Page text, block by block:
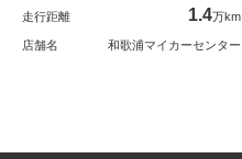
走行距離
1.4万km
店舗名 和歌浦マイカーセンター